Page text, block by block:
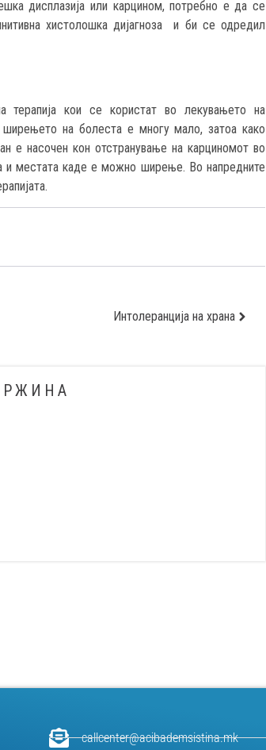
дисплазија или карцином, потребно е да се
хистолошка дијагноза и би се одредил
терапија кои се користат во лекувањето на
на болеста е многу мало, затоа како
е насочен кон отстранување на карциномот во
и местата каде е можно ширење. Во напредните
Интолеранција на храна
callcenter@acibademsistina.mk